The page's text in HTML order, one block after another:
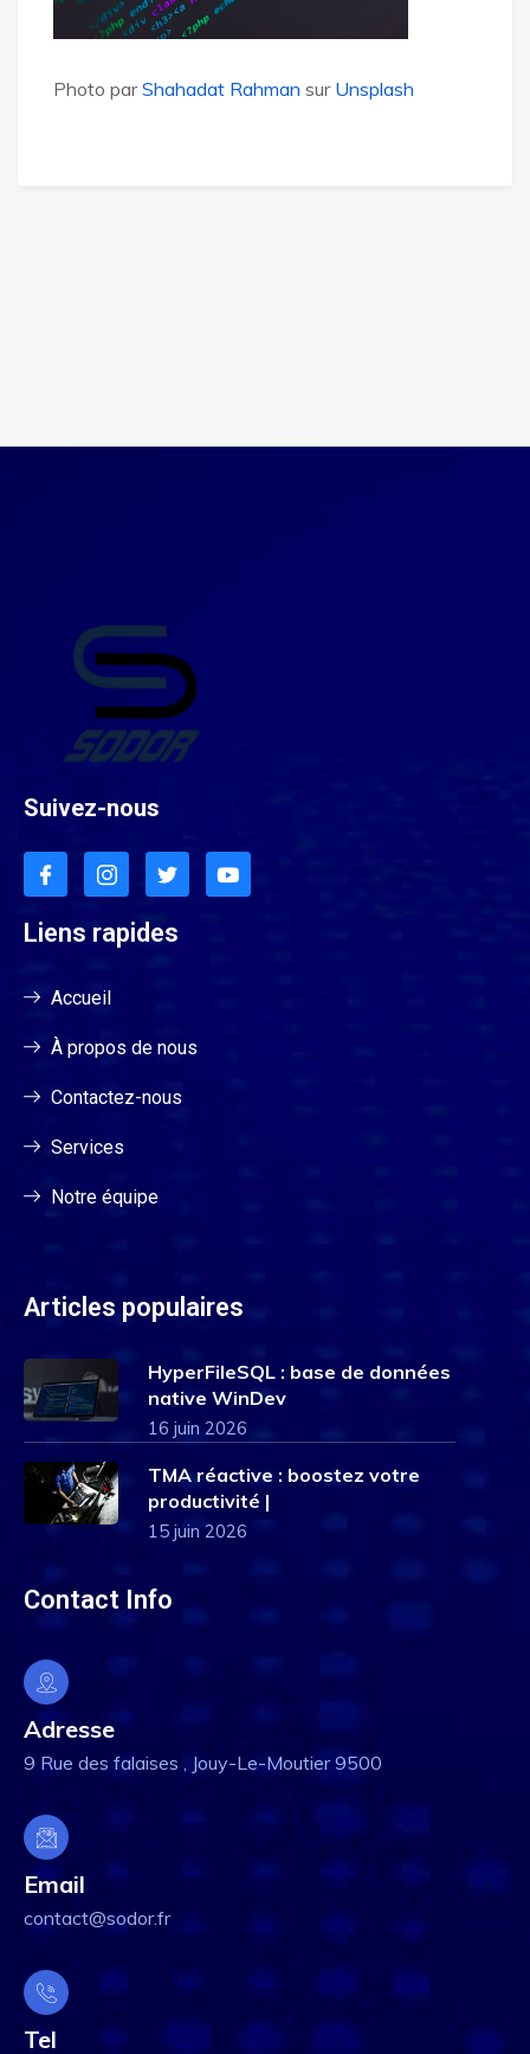
Photo parShahadat Rahman sur Unsplash
Suivez-nous
Liens rapides
Accueil
À propos de nous
Contactez-nous
Services
Notre équipe
Articles populaires
HyperFileSQL : base de données
native WinDev
16 juin 2026
TMA réactive : boostez votre
productivité |
15 juin 2026
Contact Info
Adresse
9 Rue des falaises , Jouy-Le-Moutier 9500
Email
contact@sodor.fr
Tel